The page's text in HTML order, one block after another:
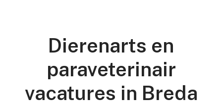
Dierenarts en
paraveterinair
vacatures in Breda